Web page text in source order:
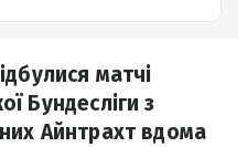
матчі
Бундесліги з
Айнтрахт вдома